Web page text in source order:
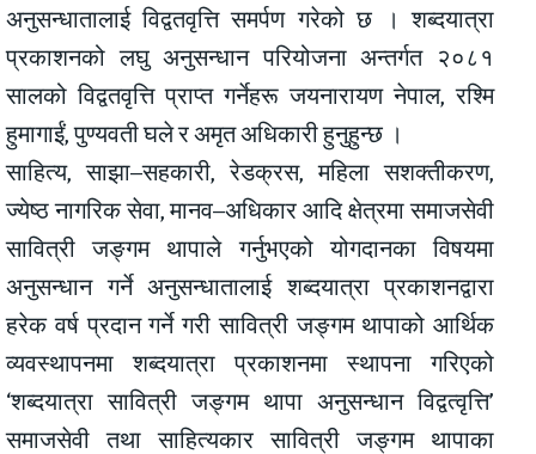
अनुसन्धातालाई विद्वतवृत्ति समर्पण गरेको छ । शब्दयात्रा
प्रकाशनको लघु अनुसन्धान परियोजना अन्तर्गत २०८१
सालको विद्वतवृत्ति प्राप्त गर्नेहरू जयनारायण नेपाल, रश्मि
हुमागाईं, पुण्यवती घले र अमृत अधिकारी हुनुहुन्छ ।
साहित्य, साझा–सहकारी, रेडक्रस, महिला सशक्तीकरण,
ज्येष्ठ नागरिक सेवा, मानव–अधिकार आदि क्षेत्रमा समाजसेवी
सावित्री जङ्गम थापाले गर्नुभएको योगदानका विषयमा
अनुसन्धान गर्ने अनुसन्धातालाई शब्दयात्रा प्रकाशनद्वारा
हरेक वर्ष प्रदान गर्ने गरी सावित्री जङ्गम थापाको आर्थिक
व्यवस्थापनमा शब्दयात्रा प्रकाशनमा स्थापना गरिएको
‘शब्दयात्रा सावित्री जङ्गम थापा अनुसन्धान विद्वत्वृत्ति’
समाजसेवी तथा साहित्यकार सावित्री जङ्गम थापाका